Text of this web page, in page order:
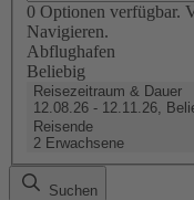
0 Optionen verfügbar.
Navigieren.
Abflughafen
Beliebig
Reisezeitraum & Dauer
12.08.26 - 12.11.26,
Reisende
2 Erwachsene
Suchen